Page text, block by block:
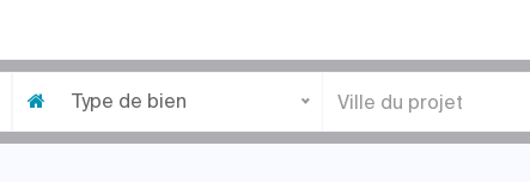
Type de bien